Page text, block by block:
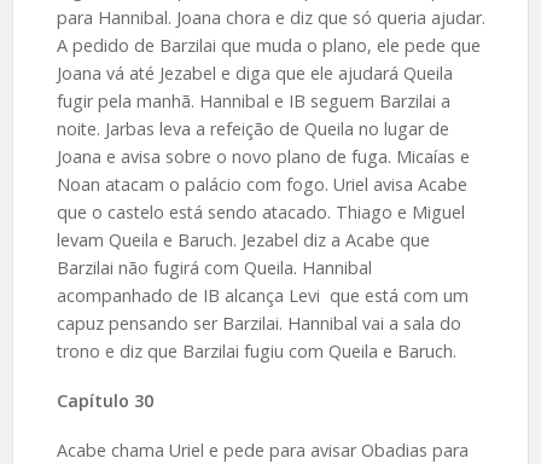
para Hannibal. Joana chora e diz que só queria ajudar.
A pedido de Barzilai que muda o plano, ele pede que
Joana vá até Jezabel e diga que ele ajudará Queila
fugir pela manhã. Hannibal e IB seguem Barzilai a
noite. Jarbas leva a refeição de Queila no lugar de
Joana e avisa sobre o novo plano de fuga. Micaías e
Noan atacam o palácio com fogo. Uriel avisa Acabe
que o castelo está sendo atacado. Thiago e Miguel
levam Queila e Baruch. Jezabel diz a Acabe que
Barzilai não fugirá com Queila. Hannibal
acompanhado de IB alcança Levi que está com um
capuz pensando ser Barzilai. Hannibal vai a sala do
trono e diz que Barzilai fugiu com Queila e Baruch.
Capítulo 30
Acabe chama Uriel e pede para avisar Obadias para